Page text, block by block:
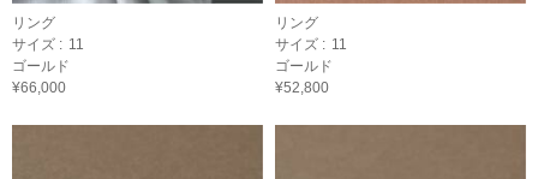
リング
サイズ : 11
ゴールド
¥66,000
リング
サイズ : 11
ゴールド
¥52,800